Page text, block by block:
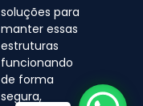
soluções para
manter essas
estruturas
funcionando
de forma
segura,